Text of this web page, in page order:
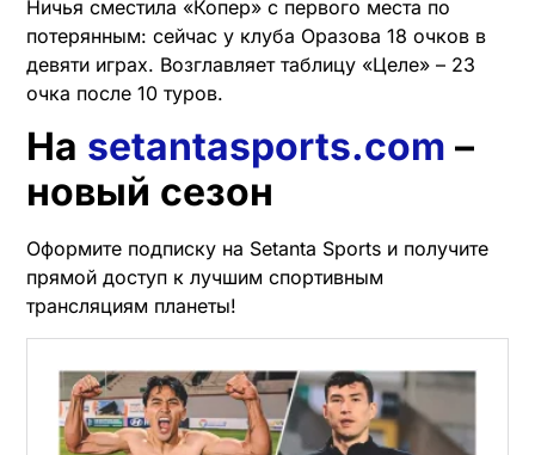
Ничья сместила «Копер» с первого места по
потерянным: сейчас у клуба Оразова 18 очков в
девяти играх. Возглавляет таблицу «Целе» – 23
очка после 10 туров.
На setantasports.com –
новый сезон
Оформите подписку на Setanta Sports и получите
прямой доступ к лучшим спортивным
трансляциям планеты!